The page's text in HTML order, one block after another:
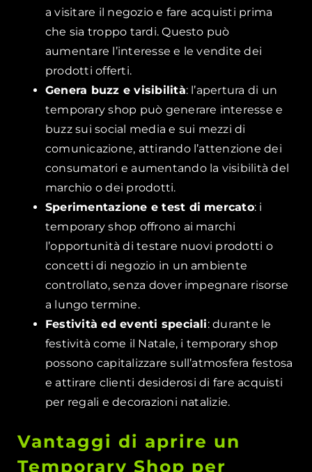
a visitare il negozio e fare acquisti prima
che sia troppo tardi. Questo può
aumentare l’interesse e le vendite dei
prodotti offerti.
Genera buzz e visibilità: l’apertura di un
temporary shop può generare interesse e
buzz sui social media e sui mezzi di
comunicazione, attirando l’attenzione dei
consumatori e aumentando la visibilità del
marchio o dei prodotti.
Sperimentazione e test di mercato: i
temporary shop offrono ai marchi
l’opportunità di testare nuovi prodotti o
concetti di negozio in un ambiente
controllato, senza dover impegnare risorse
a lungo termine.
Festività ed eventi speciali: durante le
festività come il Natale, i temporary shop
possono capitalizzare sull’atmosfera festosa
e attirare clienti desiderosi di fare acquisti
per regali e decorazioni natalizie.
Vantaggi di aprire un
Temporary Shop per